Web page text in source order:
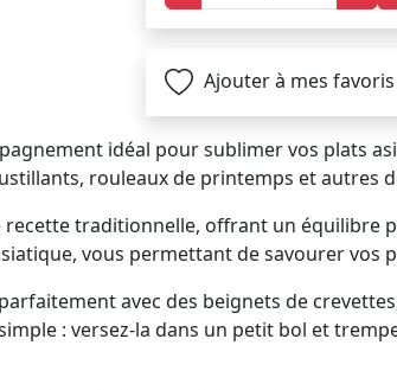
Ajouter à mes favoris
idéal pour sublimer vos plats
rouleaux de printemps et autres
recette traditionnelle, offrant un
vous permettant de savourer vos
avec des beignets de
: versez-la dans un petit bol et